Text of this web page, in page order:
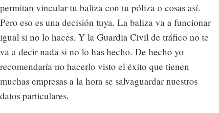
permitan vincular tu baliza con tu póliza o cosas así.
Pero eso es una decisión tuya. La baliza va a funcionar
igual si no lo haces. Y la Guardia Civil de tráfico no te
va a decir nada si no lo has hecho. De hecho yo
recomendaría no hacerlo visto el éxito que tienen
muchas empresas a la hora se salvaguardar nuestros
datos particulares.